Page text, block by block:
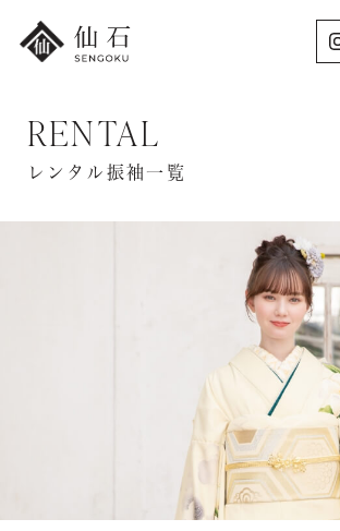
FURISODE 振袖・紋付袴レンタル
卒業袴レンタル
七五三・
にぶんのいち成人式
フォトウェディング
RENTAL
レンタル振袖一覧